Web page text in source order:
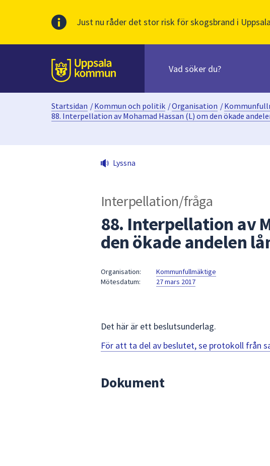
Just nu råder det stor risk för skogsbrand i
Till sidans
huvudinnehåll
innehåll
När
du
sökförslag
att
presenteras
under
fältet.
piltangenterna
sökförslagen
och
enter
välja
Startsidan /Kommun och politik /Organisation /
88. Interpellation av Mohamad Hassan (L) om den ökade
Lyssna
Interpellation/fråga
88. Interpellation av
den ökade andelen
Organisation:
Kommunfullmäktige
Mötesdatum:
27 mars 2017
Det här är ett beslutsunderlag.
För att ta del av beslutet, se protokoll från
Dokument